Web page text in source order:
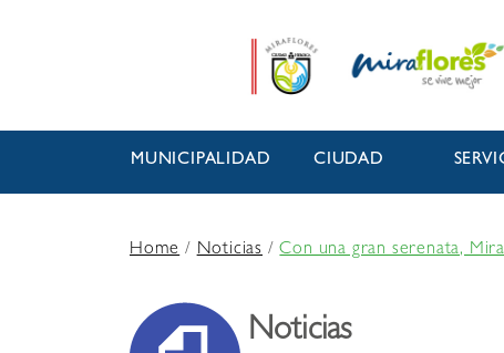
MUNICIPALIDAD CIUDAD
Home/Noticias /Con una gran serenata,
Noticias